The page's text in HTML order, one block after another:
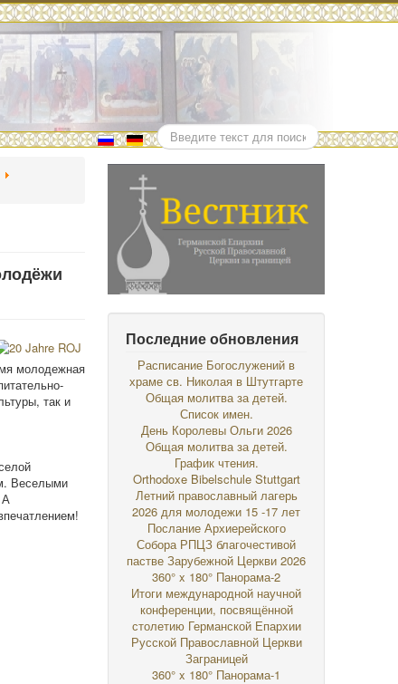
Поиск
молодежная
так и
Веселыми
А
Последние обновления
Расписание Богослужений в
храме св. Николая в Штутгарте
Общая молитва за детей.
Список имен.
День Королевы Ольги 2026
Общая молитва за детей.
График чтения.
Orthodoxe Bibelschule Stuttgart
Летний православный лагерь
2026 для молодежи 15 -17 лет
Послание Архиерейского
Собора РПЦЗ благочестивой
пастве Зарубежной Церкви 2026
360° x 180° Панорама-2
Итоги международной научной
конференции, посвящённой
столетию Германской Епархии
Русской Православной Церкви
Заграницей
360° x 180° Панорама-1